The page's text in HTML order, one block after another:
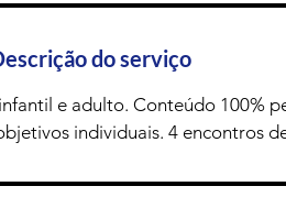
do serviço
e adulto. Conteúdo 100%
individuais. 4 encontros